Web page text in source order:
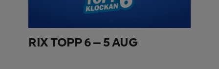
RIX TOPP 6 – 5 AUG